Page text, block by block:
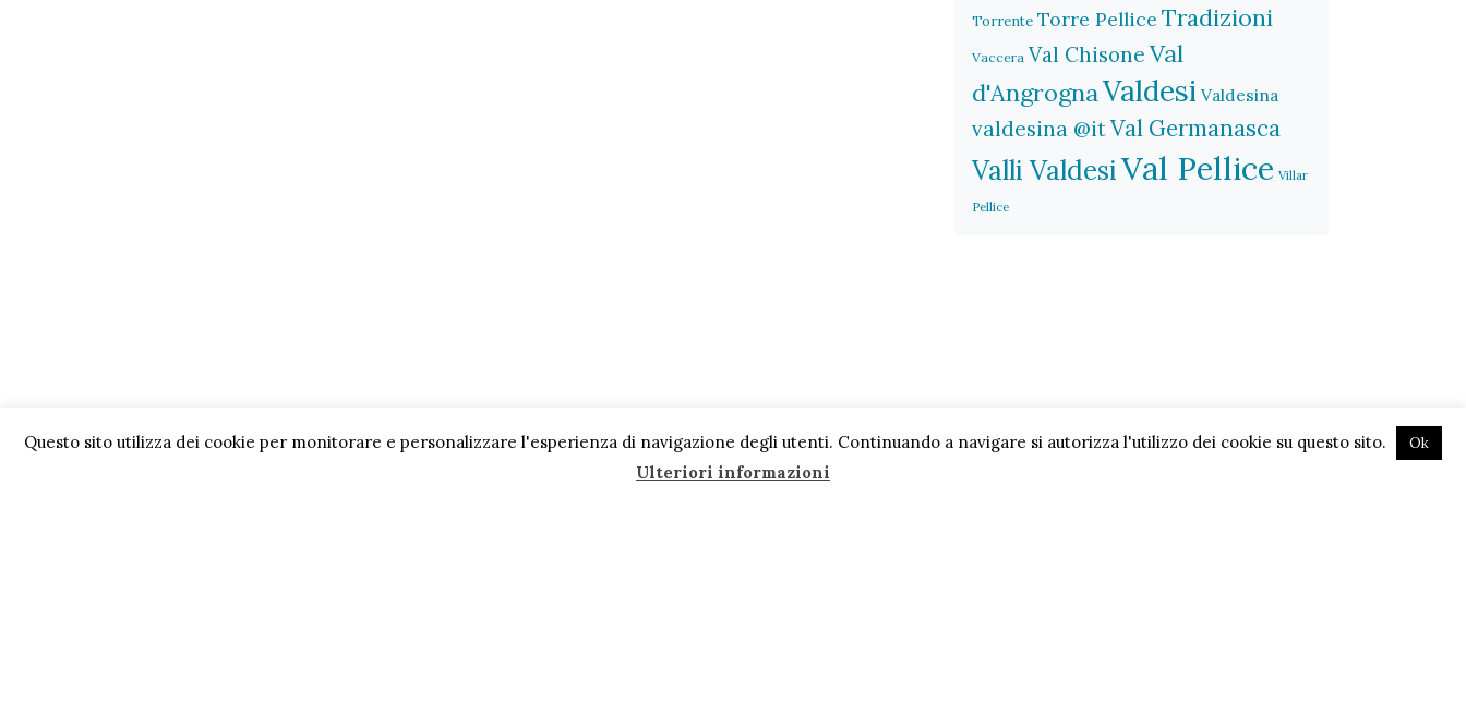
Torrente Torre Pellice Tradizioni
Vaccera Val Chisone Val
d'AngrognaValdesi Valdesina
valdesina @itVal Germanasca
Valli ValdesiVal Pellice Villar
Pellice
Questo sito utilizza dei cookie per monitorare e personalizzare l'esperienza di navigazione degli utenti. Continuando a navigare si autorizza l'utilizzo dei cookie su questo sito. Ok
Ulteriori informazioni